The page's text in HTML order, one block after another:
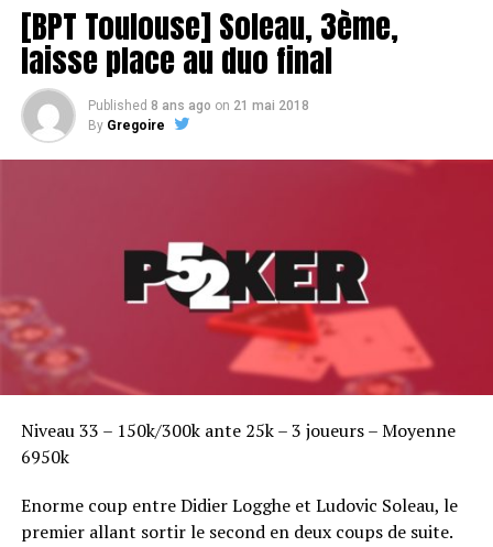
[BPT Toulouse] Soleau, 3ème,
laisse place au duo final
Published 8 ans ago on 21 mai 2018
By Gregoire
Niveau 33 – 150k/300k ante 25k – 3 joueurs – Moyenne
6950k
Enorme coup entre Didier Logghe et Ludovic Soleau, le
premier allant sortir le second en deux coups de suite.